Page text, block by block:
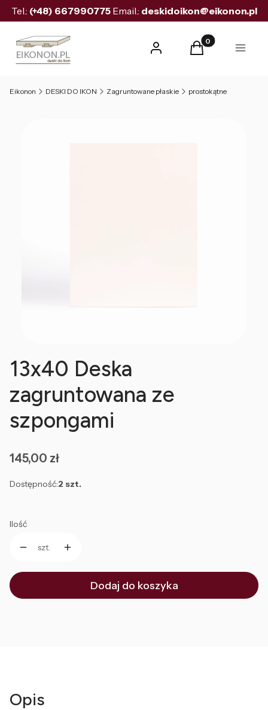
Tel.: (+48) 667990775Email.: deskidoikon@eikonon.pl
Zaloguj się Produkty w
Koszyk Menu
Eikonon DESKI DO IKON Zagruntowane płaskie prostokątne
13x40 Deska
zagruntowana ze
szpongami
Cena
145,00 zł
Dostępność:2 szt.
Ilość
szt.
Dodaj do koszyka
Opis